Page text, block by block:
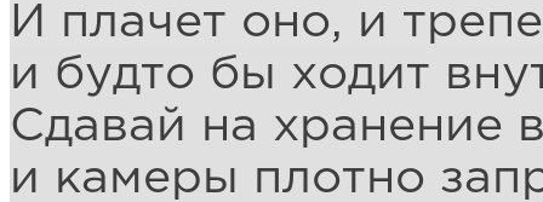
И плачет оно, и
и будто бы ходит
Сдавай на хранение
и камеры плотно